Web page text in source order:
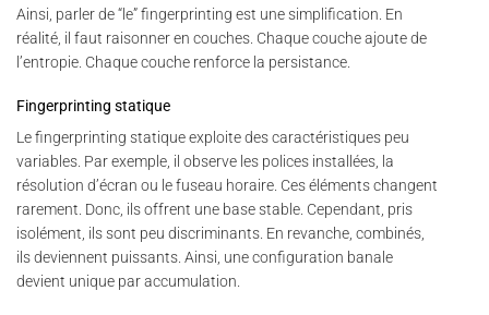
Ainsi, parler de “le” fingerprinting est une simplification. En
réalité, il faut raisonner en couches. Chaque couche ajoute de
l’entropie. Chaque couche renforce la persistance.
Fingerprinting statique
Le fingerprinting statique exploite des caractéristiques peu
variables. Par exemple, il observe les polices installées, la
résolution d’écran ou le fuseau horaire. Ces éléments changent
rarement. Donc, ils offrent une base stable. Cependant, pris
isolément, ils sont peu discriminants. En revanche, combinés,
ils deviennent puissants. Ainsi, une configuration banale
devient unique par accumulation.